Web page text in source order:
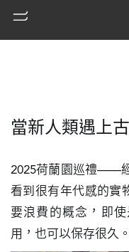
門
當新人類遇上
2025荷蘭園巡禮——
看到很有年代感的實
要浪費的概念，即
用，也可以保存很久。